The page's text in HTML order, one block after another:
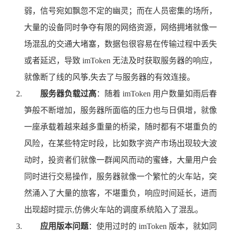
弱，信号宛如飘忽不定的幽灵；而在人员密集的场所，
大量的设备同时争夺有限的网络资源，网络拥堵就像一
场混乱的交通大堵塞，数据包很容易在传输过程中丢失
或者延迟，导致 imToken 无法及时获取服务器的响应，
就像断了线的风筝,失去了与服务器的有效连接。
服务器负载过高：随着 imToken 用户数量如雨后春
笋般不断增加，服务器所面临的压力也与日俱增，就像
一座承载着越来越多重量的桥梁，随时都有不堪重负的
风险，在某些特定时段，比如数字资产市场出现较大波
动时，投资者们就像一群闻风而动的蜜蜂，大量用户会
同时进行交易操作，服务器就像一个繁忙的火车站，突
然涌入了大量的旅客，不堪重负，响应时间延长，进而
出现超时提示,仿佛火车站的调度系统陷入了混乱。
应用版本问题：使用过时的 imToken 版本，就如同